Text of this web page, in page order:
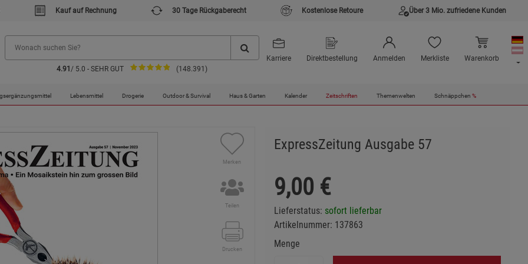
Kauf auf Rechnung 30 Tage Rückgaberecht Kostenlose Retoure Über 3 Mio. zufriedene Kunden
4.91 / 5.0 - SEHR GUT (148.391)
Karriere Direktbestellung Anmelden Merkliste Warenkorb
Lebensmittel Drogerie Outdoor & Survival Haus & Garten Kalender Zeitschriften Themenwelten Schnäppchen %
Merken
Teilen
Drucken
ExpressZeitung Ausgabe 57
9,00 €
Lieferstatus: sofort lieferbar
Artikelnummer: 137863
Menge